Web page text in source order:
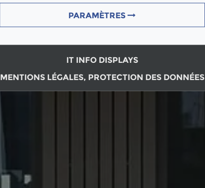
PARAMÈTRES
IT INFO DISPLAYS
MENTIONS LÉGALES, PROTECTION DES DONNÉES